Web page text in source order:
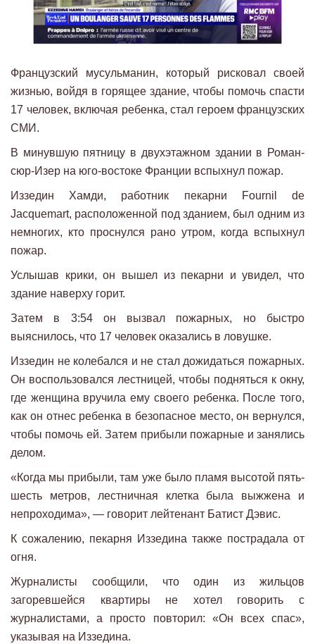
Французский мусульманин, который рисковал своей
жизнью, войдя в горящее здание, чтобы помочь спасти
17 человек, включая ребенка, стал героем французских
СМИ.
В минувшую пятницу в двухэтажном здании в Роман-
сюр-Изер на юго-востоке Франции вспыхнул пожар.
Иззедин Хамди, работник пекарни Fournil de
Jacquemart, расположенной под зданием, был одним из
немногих, кто проснулся рано утром, когда вспыхнул
пожар.
Услышав крики, он вышел из пекарни и увидел, что
здание наверху горит.
Затем в 3:54 он вызвал пожарных, но быстро
выяснилось, что 17 человек оказались в ловушке.
Иззедин не колебался и не стал дожидаться пожарных.
Он воспользовался лестницей, чтобы подняться к окну,
где женщина вручила ему своего ребенка. После того,
как он отнес ребенка в безопасное место, он вернулся,
чтобы помочь ей. Затем прибыли пожарные и занялись
делом.
«Когда мы прибыли, там уже было пламя высотой пять-
шесть метров, лестничная клетка была выжжена и
непроходима», — говорит лейтенант Батист Дэвис.
К сожалению, пекарня Иззедина также пострадала от
огня.
Журналисты сообщили, что один из жильцов
загоревшейся квартиры не хотел говорить с
журналистами, а просто повторил: «Он всех спас»,
указывая на Иззедина.